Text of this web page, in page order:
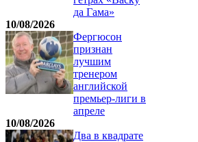
да Гама»
10/08/2026
Фергюсон
признан
лучшим
тренером
английской
премьер-лиги в
апреле
10/08/2026
Два в квадрате